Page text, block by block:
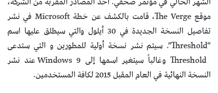
موقع The Verge، قامت بالكشف عن خطة Microsoft في نشر
تفاصيل النسخة الجديدة في 30 أيلول والتي سيطلق عليها اسم
“Threshold”. سيتم نشر نسخة أولية للمطورين و التي ستدعى
Threshold وغالباً سيتغير اسمها إلى Windows 9 عند نشر
النسخة النهائية في العام المقبل 2015 لكافة المستخدمين.